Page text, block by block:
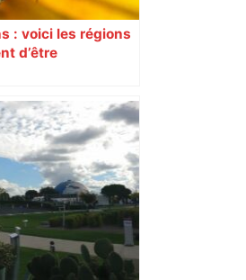
: voici les régions
d’être